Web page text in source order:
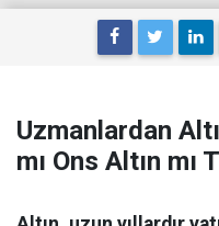
Uzmanlardan
mı Ons Altın mı